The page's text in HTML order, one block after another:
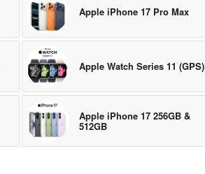
Apple iPhone 17 Pro Max
Apple Watch Series 11 (GPS)
Apple iPhone 17 256GB &
512GB